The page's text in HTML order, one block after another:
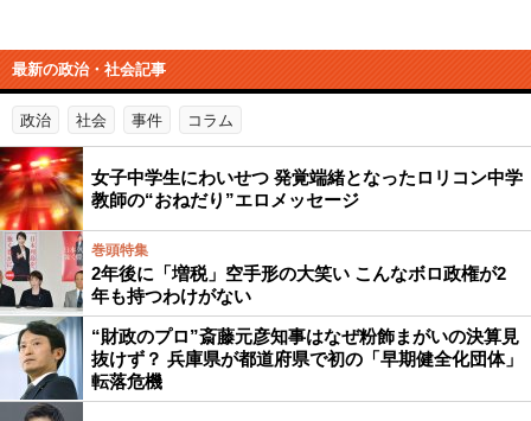
最新の政治・社会記事
政治 社会 事件 コラム
女子中学生にわいせつ 発覚端緒となったロリコン中学
教師の“おねだり”エロメッセージ
巻頭特集
2年後に「増税」空手形の大笑い こんなボロ政権が2
年も持つわけがない
“財政のプロ”斎藤元彦知事はなぜ粉飾まがいの決算見
抜けず？ 兵庫県が都道府県で初の「早期健全化団体」
転落危機